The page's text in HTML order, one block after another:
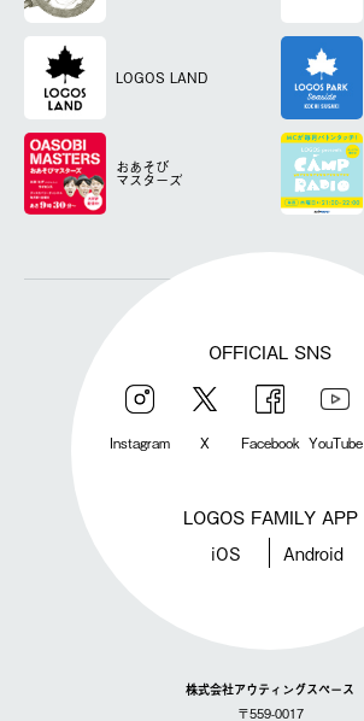
LOGOS LAND
おあそび
マスターズ
OFFICIAL SNS
Instagram X Facebook YouTube
LOGOS FAMILY APP
iOS Android
株式会社アウティングスペース
〒559-0017